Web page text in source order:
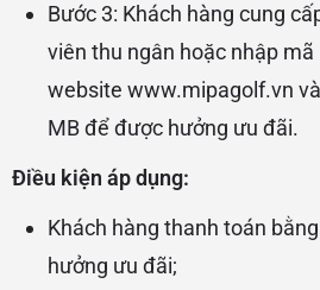
Bước 3: Khách hàng cung
viên thu ngân hoặc nhập
website www.mipagolf.vn
MB để được hưởng ưu đãi.
Điều kiện áp dụng:
Khách hàng thanh toán
hưởng ưu đãi;